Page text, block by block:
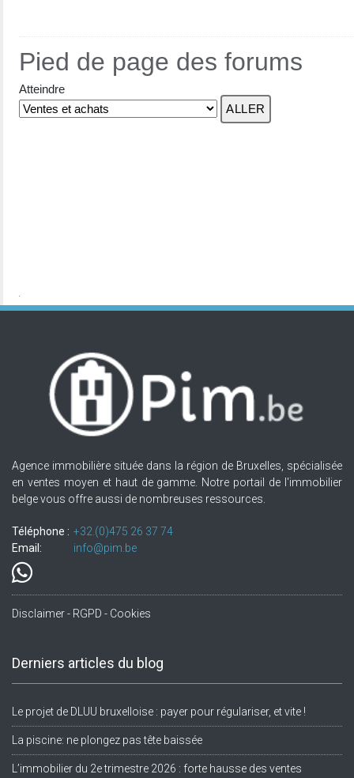
Pied de page des forums
Atteindre
Agence immobilière située dans la région de Bruxelles, spécialisée
en ventes moyen et haut de gamme. Notre portail de l'immobilier
belge vous offre aussi de nombreuses ressources.
Téléphone : +32.(0)475 26 37 74
Email:
info@pim.be
Disclaimer - RGPD - Cookies
Derniers articles du blog
Le projet de DLUU bruxelloise : payer pour régulariser, et vite !
La piscine: ne plongez pas tête baissée
L’immobilier du 2e trimestre 2026 : forte hausse des ventes